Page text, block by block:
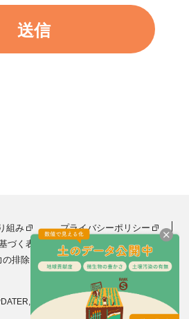
組み
プライバシーポリシー
づく表記
会社情報
の排除に関する異本方針
Inc. All Rights Reserved.